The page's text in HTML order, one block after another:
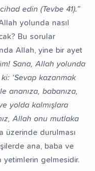
edin (Tevbe 41).”
yolunda nasıl
Bu sorular
Allah, yine bir ayet
Sana, Allah yolunda
‘Sevap kazanmak
ananıza, babanıza,
yolda kalmışlara
Allah onu mutlaka
üzerinde durulması
ana, baba ve
gelmesidir.